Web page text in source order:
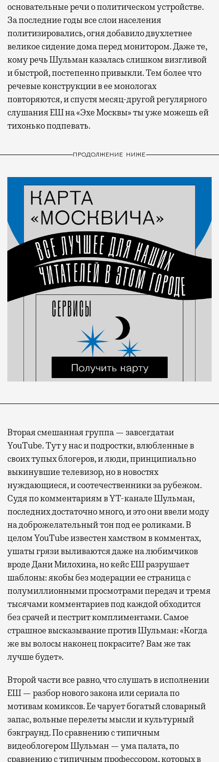
основательные речи о политическом устройстве.
За последние годы все слои населения
политизировались, огня добавило двухлетнее
великое сидение дома перед монитором. Даже те,
кому речь Шульман казалась слишком визгливой
и быстрой, постепенно привыкли. Тем более что
речевые конструкции в ее монологах
повторяются, и спустя месяц-другой регулярного
слушания ЕШ на «Эхе Москвы» ты уже можешь ей
тихонько подпевать.
ПРОДОЛЖЕНИЕ НИЖЕ
Вторая смешанная группа — завсегдатаи
YouTube. Тут у нас и подростки, влюбленные в
своих тупых блогеров, и люди, принципиально
выкинувшие телевизор, но в новостях
нуждающиеся, и соотечественники за рубежом.
Судя по комментариям в YT-канале Шульман,
последних достаточно много, и это они ввели моду
на доброжелательный тон под ее роликами. В
целом YouTube известен хамством в комментах,
ушаты грязи выливаются даже на любимчиков
вроде Дани Милохина, но кейс ЕШ разрушает
шаблоны: якобы без модерации ее страница с
полумиллионными просмотрами передач и тремя
тысячами комментариев под каждой обходится
без срачей и пестрит комплиментами. Самое
страшное высказывание против Шульман: «Когда
же вы волосы наконец покрасите? Вам же так
лучше будет».
Второй части все равно, что слушать в исполнении
ЕШ — разбор нового закона или сериала по
мотивам комиксов. Ее чарует богатый словарный
запас, вольные перелеты мысли и культурный
бэкграунд. По сравнению с типичным
видеоблогером Шульман — ума палата, по
сравнению с типичным профессором, которых в